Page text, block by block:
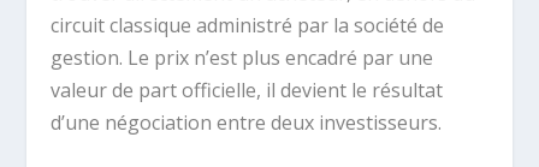
circuit classique administré par la société de
gestion. Le prix n’est plus encadré par une
valeur de part officielle, il devient le résultat
d’une négociation entre deux investisseurs.